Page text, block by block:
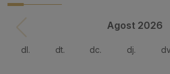
Agost 2026
dl. dt. dc. dj.